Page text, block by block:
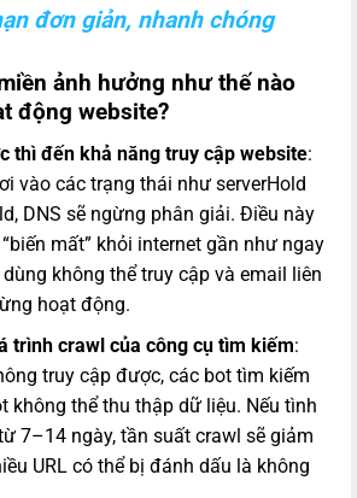
đơn giản, nhanh chóng
ảnh hưởng như thế nào
động website?
thì đến khả năng truy cập website:
vào các trạng thái như serverHold
DNS sẽ ngừng phân giải. Điều này
mất” khỏi internet gần như ngay
không thể truy cập và email liên
hoạt động.
trình crawl của công cụ tìm kiếm:
truy cập được, các bot tìm kiếm
không thể thu thập dữ liệu. Nếu tình
7–14 ngày, tần suất crawl sẽ giảm
URL có thể bị đánh dấu là không